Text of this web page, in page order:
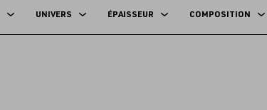
UNIVERS ÉPAISSEUR COMPOSITION